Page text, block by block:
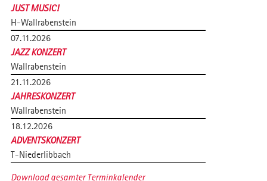
JUST MUSIC!
H-Wallrabenstein
07.11.2026
JAZZ KONZERT
Wallrabenstein
21.11.2026
JAHRESKONZERT
Wallrabenstein
18.12.2026
ADVENTSKONZERT
T-Niederlibbach
Download gesamter Terminkalender